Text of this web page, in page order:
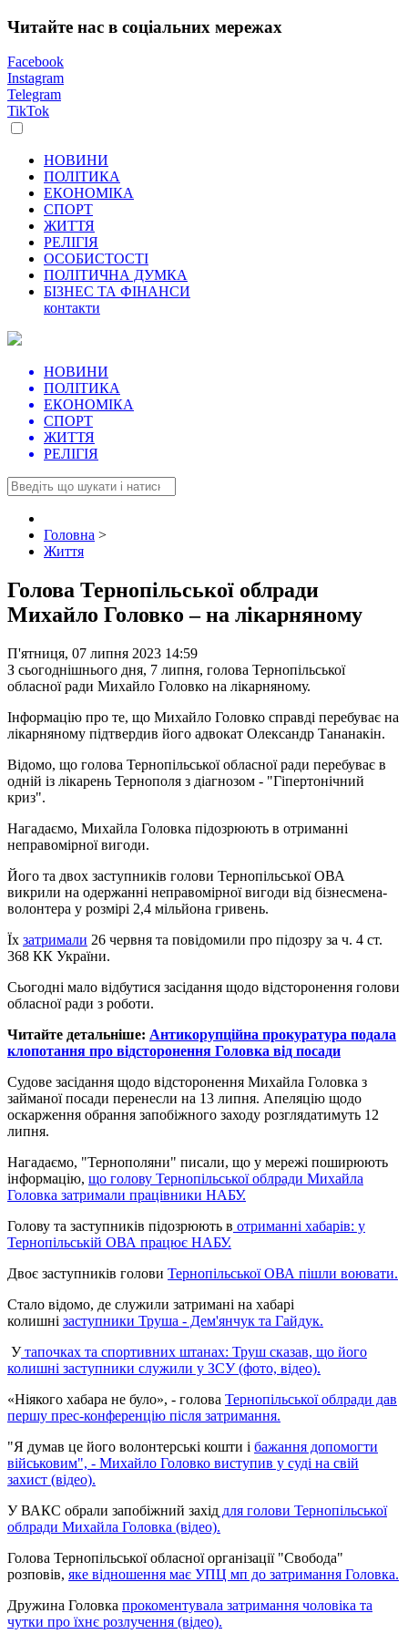
Читайте нас в соціальних мережах
Facebook
Instagram
Telegram
TikTok
НОВИНИ
ПОЛІТИКА
ЕКОНОМІКА
СПОРТ
ЖИТТЯ
РЕЛІГІЯ
ОСОБИСТОСТІ
ПОЛІТИЧНА ДУМКА
БІЗНЕС ТА ФІНАНСИ
контакти
НОВИНИ
ПОЛІТИКА
ЕКОНОМІКА
СПОРТ
ЖИТТЯ
РЕЛІГІЯ
Головна >
Життя
Голова Тернопільської облради
Михайло Головко – на лікарняному
П'ятниця, 07 липня 2023 14:59
З сьогоднішнього дня, 7 липня, голова Тернопільської
обласної ради Михайло Головко на лікарняному.
Інформацію про те, що Михайло Головко справді перебуває на
лікарняному підтвердив його адвокат Олександр Тананакін.
Відомо, що голова Тернопільської обласної ради перебуває в
одній із лікарень Тернополя з діагнозом - "Гіпертонічний
криз".
Нагадаємо, Михайла Головка підозрюють в отриманні
неправомірної вигоди.
Його та двох заступників голови Тернопільської ОВА
викрили на одержанні неправомірної вигоди від бізнесмена-
волонтера у розмірі 2,4 мільйона гривень.
Їх затримали 26 червня та повідомили про підозру за ч. 4 ст.
368 КК України.
Сьогодні мало відбутися засідання щодо відсторонення голови
обласної ради з роботи.
Читайте детальніше: Антикорупційна прокуратура подала
клопотання про відсторонення Головка від посади
Судове засідання щодо відсторонення Михайла Головка з
займаної посади перенесли на 13 липня. Апеляцію щодо
оскарження обрання запобіжного заходу розглядатимуть 12
липня.
Нагадаємо, "Тернополяни" писали, що у мережі поширюють
інформацію, що голову Тернопільської облради Михайла
Головка затримали працівники НАБУ.
Голову та заступників підозрюють в отриманні хабарів: у
Тернопільській ОВА працює НАБУ.
Двоє заступників голови Тернопільської ОВА пішли воювати.
Стало відомо, де служили затримані на хабарі
колишні заступники Труша - Дем'янчук та Гайдук.
Утапочках та спортивних штанах: Труш сказав, що його
колишні заступники служили у ЗСУ (фото, відео).
«Ніякого хабара не було», - голова Тернопільської облради дав
першу прес-конференцію після затримання.
"Я думав це його волонтерські кошти і бажання допомогти
військовим", - Михайло Головко виступив у суді на свій
захист (відео).
У ВАКС обрали запобіжний захід для голови Тернопільської
облради Михайла Головка (відео).
Голова Тернопільської обласної організації "Свобода"
розповів, яке відношення має УПЦ мп до затримання Головка.
Дружина Головка прокоментувала затримання чоловіка та
чутки про їхнє розлучення (відео).